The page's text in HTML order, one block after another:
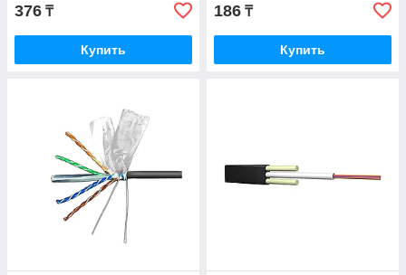
376 ₸
Купить
186 ₸
Купить